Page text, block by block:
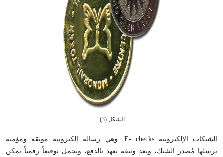
الشكل (3).
الشيكات الإلكترونية E- checks: وهي رسالة إلكترونية موثقة ومؤمنة
يرسلها مُصدر الشيك، وتعد وثيقة تعهد بالدفع، وتحمل توقيعاً رقمياً يمكن